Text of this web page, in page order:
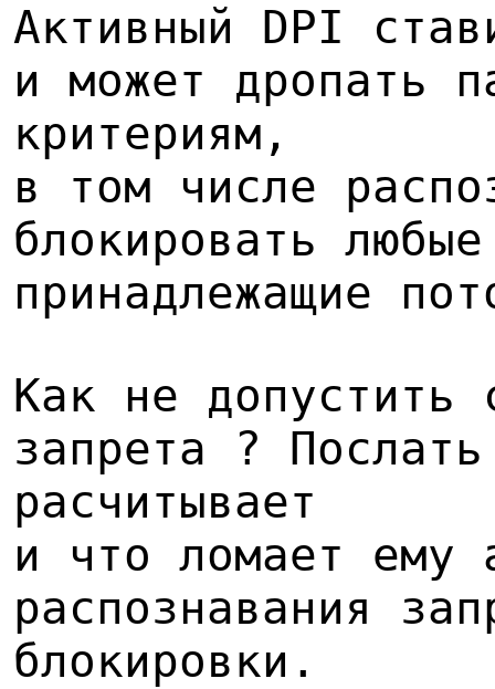
Активный DPI
и может дропать
критериям,
в том числе
блокировать
принадлежащие
Как не допустить
запрета ?
расчитывает
и что ломает ему
распознавания
блокировки.